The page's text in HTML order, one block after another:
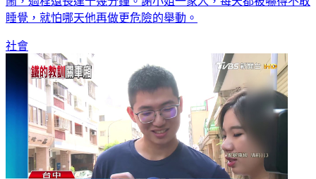
睡覺，就怕哪天他再做更危險的舉動。
社會